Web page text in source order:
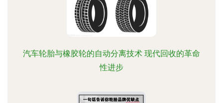
汽车轮胎与橡胶轮的自动分离技术 现代回收的革命
性进步